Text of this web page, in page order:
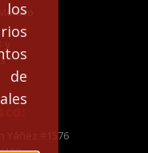
los
de
Yáñez #1576